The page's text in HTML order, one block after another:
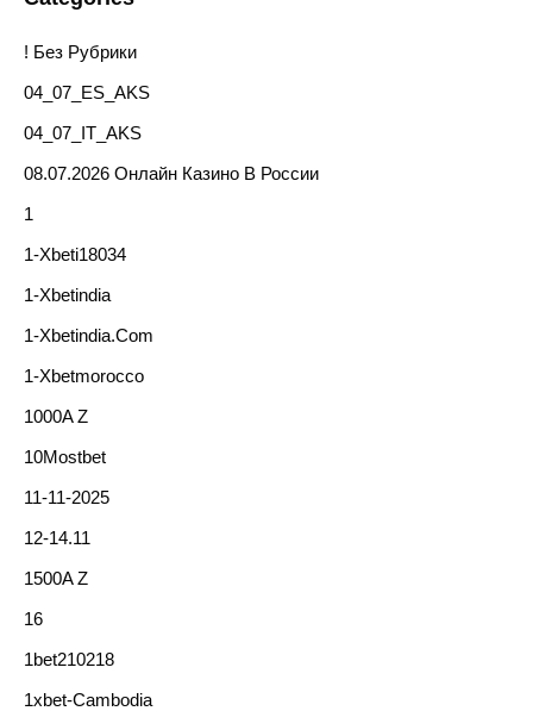
! Без Рубрики
04_07_ES_AKS
04_07_IT_AKS
08.07.2026 Онлайн Казино В России
1
1-Xbeti18034
1-Xbetindia
1-Xbetindia.com
1-Xbetmorocco
1000A Z
10Mostbet
11-11-2025
12-14.11
1500A Z
16
1bet210218
1xbet-Cambodia